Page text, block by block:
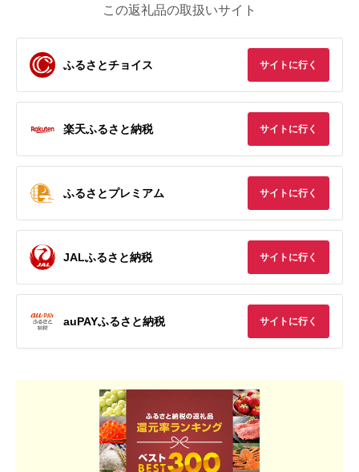
この返礼品の取扱いサイト
ふるさとチョイス サイトに行く
楽天ふるさと納税 サイトに行く
ふるさとプレミアム サイトに行く
JALふるさと納税 サイトに行く
auPAYふるさと納税 サイトに行く